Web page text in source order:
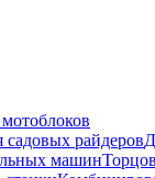
садовых райдеров
машин